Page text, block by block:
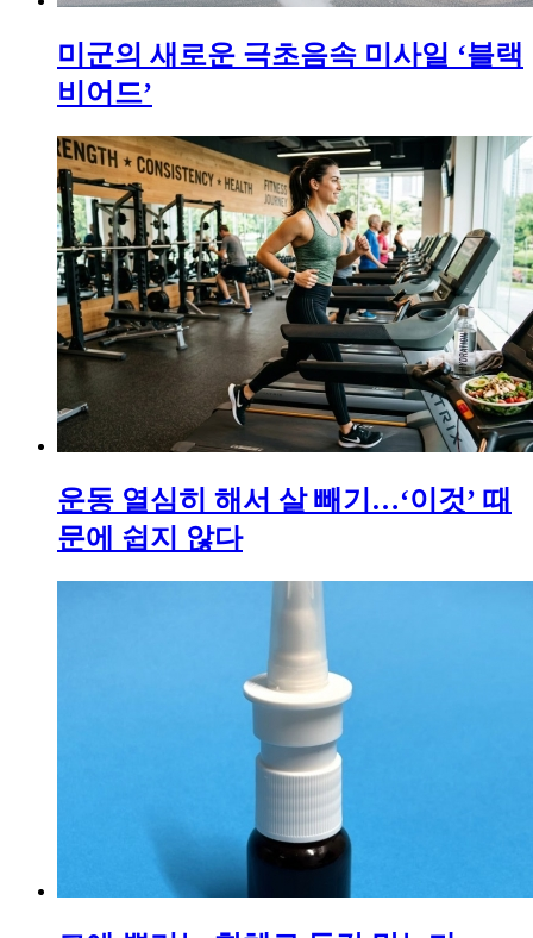
미군의 새로운 극초음속 미사일 ‘블랙
비어드’
운동 열심히 해서 살 빼기…‘이것’ 때
문에 쉽지 않다